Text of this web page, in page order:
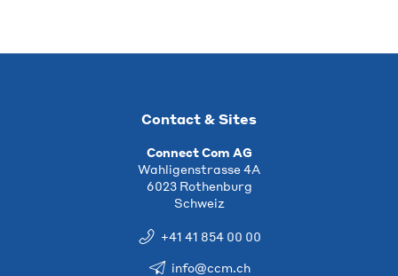
Contact & Sites
Connect Com AG
Wahligenstrasse 4A
6023 Rothenburg
Schweiz
+41 41 854 00 00
info@ccm.ch